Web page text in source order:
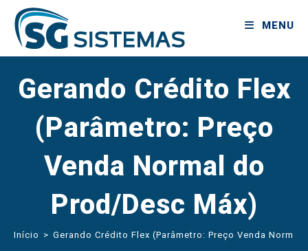
MENU
Gerando Crédito Flex
(Parâmetro: Preço
Venda Normal do
Prod/Desc Máx)
Início > Gerando Crédito Flex (Parâmetro: Preço Venda Normal